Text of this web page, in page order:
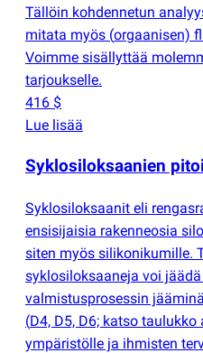
Tällöin kohdennetun
mitata myös (orgaanisen)
Voimme sisällyttää
tarjoukselle.
416 $
Lue lisää
Syklosiloksaanien
Syklosiloksaanit eli
ensisijaisia rakenneosia
siten myös silikonikumille.
syklosiloksaaneja voi
valmistusprosessin
(D4, D5, D6; katso
ympäristölle ja ihmisten